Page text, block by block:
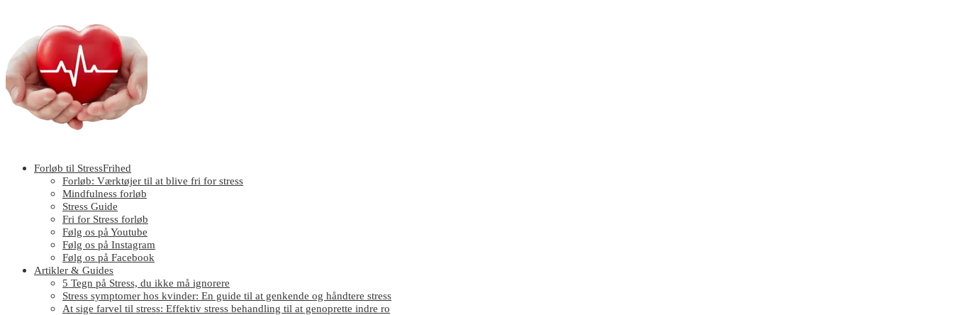
Forløb til StressFrihed
Forløb: Værktøjer til at blive fri for stress
Mindfulness forløb
Stress Guide
Fri for Stress forløb
Følg os på Youtube
Følg os på Instagram
Følg os på Facebook
Artikler & Guides
5 Tegn på Stress, du ikke må ignorere
Stress symptomer hos kvinder: En guide til at genkende og håndtere stress
At sige farvel til stress: Effektiv stress behandling til at genoprette indre ro